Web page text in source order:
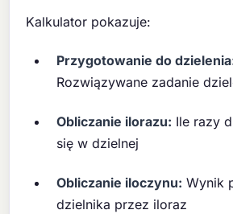
Kalkulator pokazuje:
Przygotowanie do
Rozwiązywane zadanie
Obliczanie ilorazu: Ile razy
się w dzielnej
Obliczanie iloczynu: Wynik
dzielnika przez iloraz